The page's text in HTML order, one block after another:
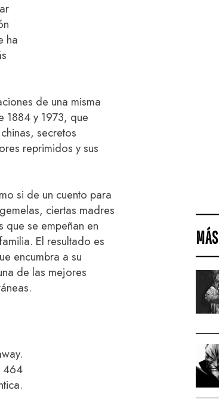
MÁS
ha
de una misma
1884 y 1973, que
secretos
reprimidos y sus
si de un cuento para
ciertas madres
que se empeñan en
El resultado es
encumbra a su
de las mejores
464